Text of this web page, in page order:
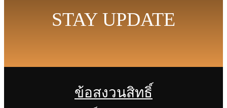
STAY UPDATE
ข้อสงวนสิทธิ์